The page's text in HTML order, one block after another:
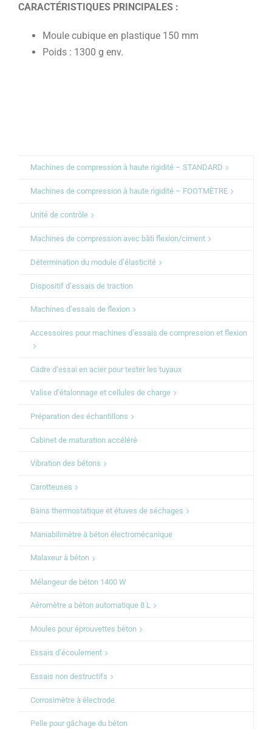
CARACTÉRISTIQUES PRINCIPALES :
Moule cubique en plastique 150 mm
Poids : 1300 g env.
Machines de compression à haute rigidité – STANDARD
Machines de compression à haute rigidité – FOOTMÈTRE
Unité de contrôle
Machines de compression avec bâti flexion/ciment
Détermination du module d’élasticité
Dispositif d’essais de traction
Machines d’essais de flexion
Accessoires pour machines d’essais de compression et flexion
Cadre d’essai en acier pour tester les tuyaux
Valise d’étalonnage et cellules de charge
Préparation des échantillons
Cabinet de maturation accéléré
Vibration des bétons
Carotteuses
Bains thermostatique et étuves de séchages
Maniabilimètre à béton électromécanique
Malaxeur à béton
Mélangeur de béton 1400 W
Aéromètre a béton automatique 8 L
Moules pour éprouvettes béton
Essais d’écoulement
Essais non destructifs
Corrosimètre à électrode
Pelle pour gâchage du béton